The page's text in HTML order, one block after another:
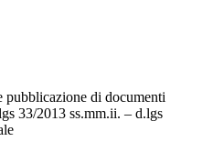
33/2013 ss.mm.ii. – d.lgs